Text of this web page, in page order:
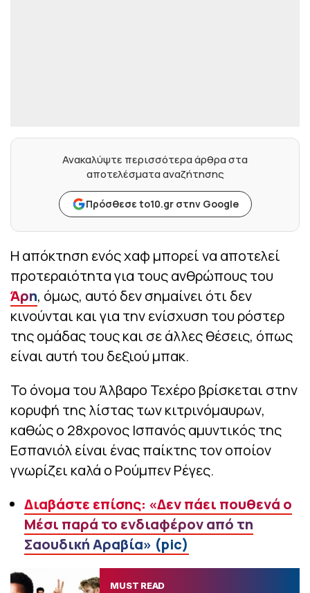
Ανακαλύψτε περισσότερα άρθρα στα
αποτελέσματα αναζήτησης
Πρόσθεσε to10.gr στην Google
Η απόκτηση ενός χαφ μπορεί να αποτελεί
προτεραιότητα για τους ανθρώπους του
Άρη, όμως, αυτό δεν σημαίνει ότι δεν
κινούνται και για την ενίσχυση του ρόστερ
της ομάδας τους και σε άλλες θέσεις, όπως
είναι αυτή του δεξιού μπακ.
Το όνομα του Άλβαρο Τεχέρο βρίσκεται στην
κορυφή της λίστας των κιτρινόμαυρων,
καθώς ο 28χρονος Ισπανός αμυντικός της
Εσπανιόλ είναι ένας παίκτης τον οποίον
γνωρίζει καλά ο Ρούμπεν Ρέγες.
Διαβάστε επίσης: «Δεν πάει πουθενά ο
Μέσι παρά το ενδιαφέρον από τη
Σαουδική Αραβία» (pic)
MUST READ